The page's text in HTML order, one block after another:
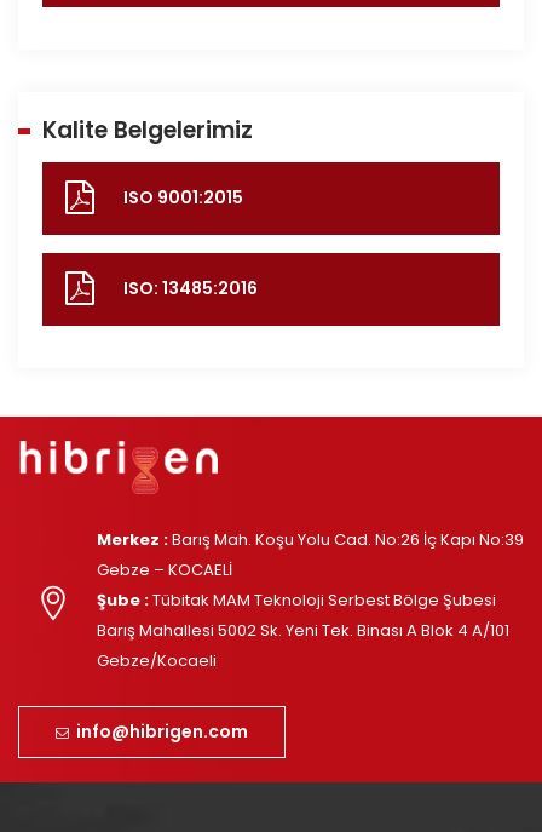
Kalite Belgelerimiz
ISO 9001:2015
ISO: 13485:2016
Merkez :Barış Mah. Koşu Yolu Cad. No:26 İç Kapı No:39
Gebze – KOCAELİ
Şube :Tübitak MAM Teknoloji Serbest Bölge Şubesi
Barış Mahallesi 5002 Sk. Yeni Tek. Binası A Blok 4 A/101
Gebze/Kocaeli
info@hibrigen.com